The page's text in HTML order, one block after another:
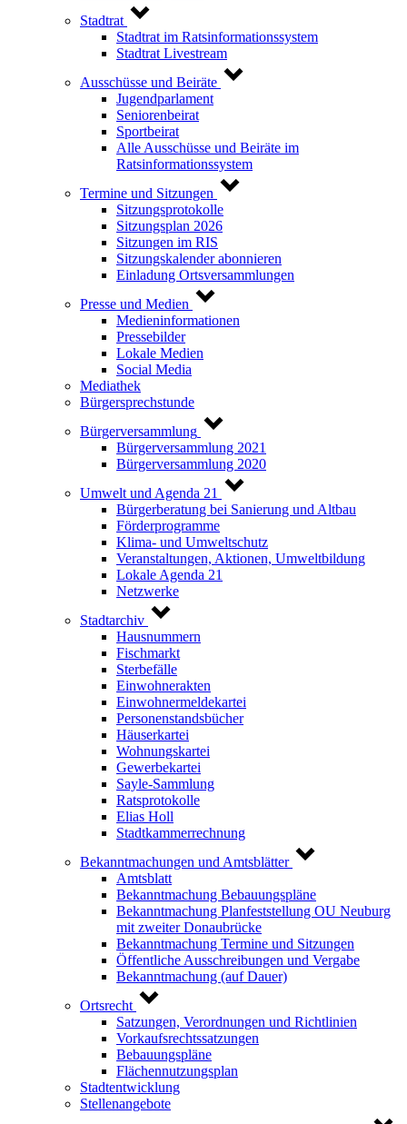
Stadtrat
Stadtrat im Ratsinformationssystem
Stadtrat Livestream
Ausschüsse und Beiräte
Jugendparlament
Seniorenbeirat
Sportbeirat
Alle Ausschüsse und Beiräte im
Ratsinformationssystem
Termine und Sitzungen
Sitzungsprotokolle
Sitzungsplan 2026
Sitzungen im RIS
Sitzungskalender abonnieren
Einladung Ortsversammlungen
Presse und Medien
Medieninformationen
Pressebilder
Lokale Medien
Social Media
Mediathek
Bürgersprechstunde
Bürgerversammlung
Bürgerversammlung 2021
Bürgerversammlung 2020
Umwelt und Agenda 21
Bürgerberatung bei Sanierung und Altbau
Förderprogramme
Klima- und Umweltschutz
Veranstaltungen, Aktionen, Umweltbildung
Lokale Agenda 21
Netzwerke
Stadtarchiv
Hausnummern
Fischmarkt
Sterbefälle
Einwohnerakten
Einwohnermeldekartei
Personenstandsbücher
Häuserkartei
Wohnungskartei
Gewerbekartei
Sayle-Sammlung
Ratsprotokolle
Elias Holl
Stadtkammerrechnung
Bekanntmachungen und Amtsblätter
Amtsblatt
Bekanntmachung Bebauungspläne
Bekanntmachung Planfeststellung OU Neuburg
mit zweiter Donaubrücke
Bekanntmachung Termine und Sitzungen
Öffentliche Ausschreibungen und Vergabe
Bekanntmachung (auf Dauer)
Ortsrecht
Satzungen, Verordnungen und Richtlinien
Vorkaufsrechtssatzungen
Bebauungspläne
Flächennutzungsplan
Stadtentwicklung
Stellenangebote